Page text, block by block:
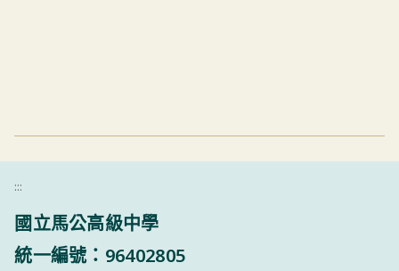
:::
國立馬公高級中學
統一編號：96402805